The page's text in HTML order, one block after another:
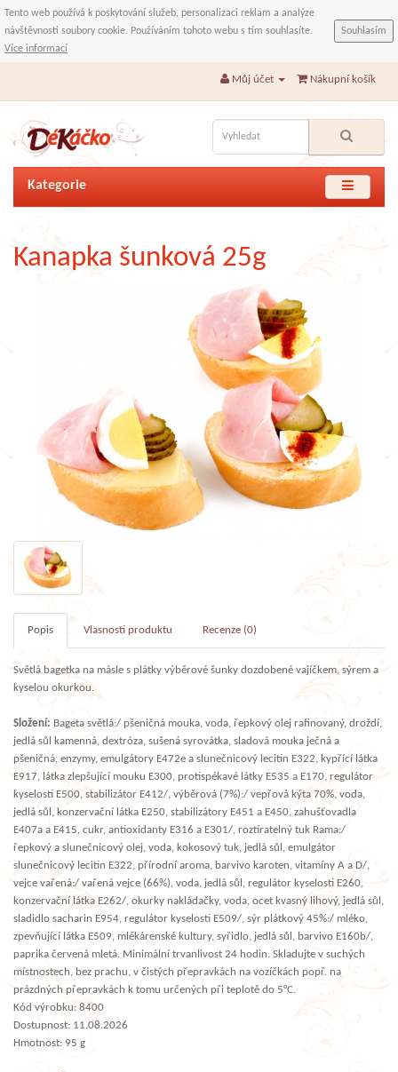
Tento web používá k poskytování služeb, personalizaci reklam a analýze
návštěvnosti soubory cookie. Používáním tohoto webu s tím souhlasíte.
Více informací
Souhlasím
Můj účet Nákupní košík
Kategorie
Kanapka šunková 25g
Popis Vlasnosti produktu Recenze (0)
Světlá bagetka na másle s plátky výběrové šunky dozdobené vajíčkem, sýrem a
kyselou okurkou.
Složení: Bageta světlá:/ pšeničná mouka, voda, řepkový olej rafinovaný, droždí,
jedlá sůl kamenná, dextróza, sušená syrovátka, sladová mouka ječná a
pšeničná, enzymy, emulgátory E472e a slunečnicový lecitin E322, kypřící látka
E917, látka zlepšující mouku E300, protispékavé látky E535 a E170, regulátor
kyselosti E500, stabilizátor E412/, výběrová (7%):/ vepřová kýta 70%, voda,
jedlá sůl, konzervační látka E250, stabilizátory E451 a E450, zahušťovadla
E407a a E415, cukr, antioxidanty E316 a E301/, roztíratelný tuk Rama:/
řepkový a slunečnicový olej, voda, kokosový tuk, jedlá sůl, emulgátor
slunečnicový lecitin E322, přírodní aroma, barvivo karoten, vitamíny A a D/,
vejce vařená:/ vařená vejce (66%), voda, jedlá sůl, regulátor kyselosti E260,
konzervační látka E262/, okurky nakládačky, voda, ocet kvasný lihový, jedlá sůl,
sladidlo sacharin E954, regulátor kyselosti E509/, sýr plátkový 45%:/ mléko,
zpevňující látka E509, mlékárenské kultury, syřidlo, jedlá sůl, barvivo E160b/,
paprika červená mletá. Minimální trvanlivost 24 hodin. Skladujte v suchých
místnostech, bez prachu, v čistých přepravkách na vozíčkách popř. na
prázdných přepravkách k tomu určených při teplotě do 5°C.
Kód výrobku: 8400
Dostupnost: 11.08.2026
Hmotnost: 95 g